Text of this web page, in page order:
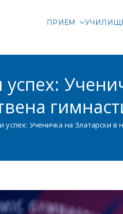
ПРИЕМ
успех: Ученичка на Златарски